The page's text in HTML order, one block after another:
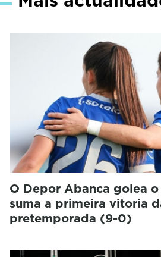
O Depor Abanca golea
suma a primeira vitoria
pretemporada (9-0)